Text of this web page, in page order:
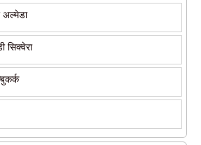
अल्मेडा
सिक्वेरा